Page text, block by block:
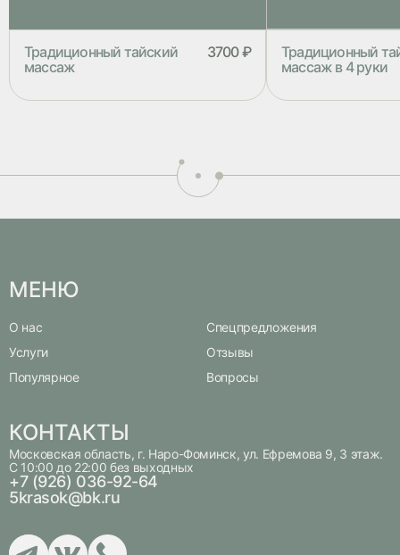
Традиционный тайский
массаж
3700 ₽
состоит из глубокой проработки
Традиционный
массаж в 4 руки
руки – это
Программа
бальзамы
МЕНЮ
О нас
Услуги
Популярное
Спецпредложения
Отзывы
Вопросы
КОНТАКТЫ
Московская область, г. Наро-Фоминск, ул. Ефремова 9, 3 этаж.
С 10:00 до 22:00 без выходных
+7 (926) 036-92-64
5krasok@bk.ru